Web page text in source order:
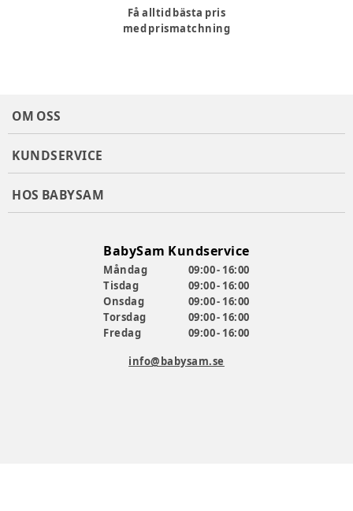
Få alltid bästa pris
med prismatchning
OM OSS
KUNDSERVICE
HOS BABYSAM
BabySam Kundservice
Måndag
09:00 - 16:00
Tisdag
09:00 - 16:00
Onsdag
09:00 - 16:00
Torsdag
09:00 - 16:00
Fredag
09:00 - 16:00
info@babysam.se